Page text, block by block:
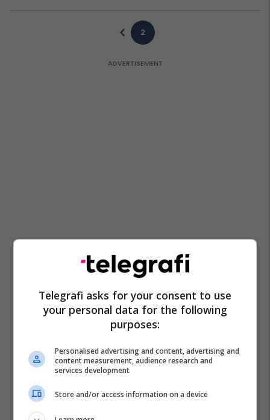
2
Telegrafi asks for your consent to use
your personal data for the following
purposes:
Personalised advertising and content, advertising and
content measurement, audience research and
services development
Store and/or access information on a device